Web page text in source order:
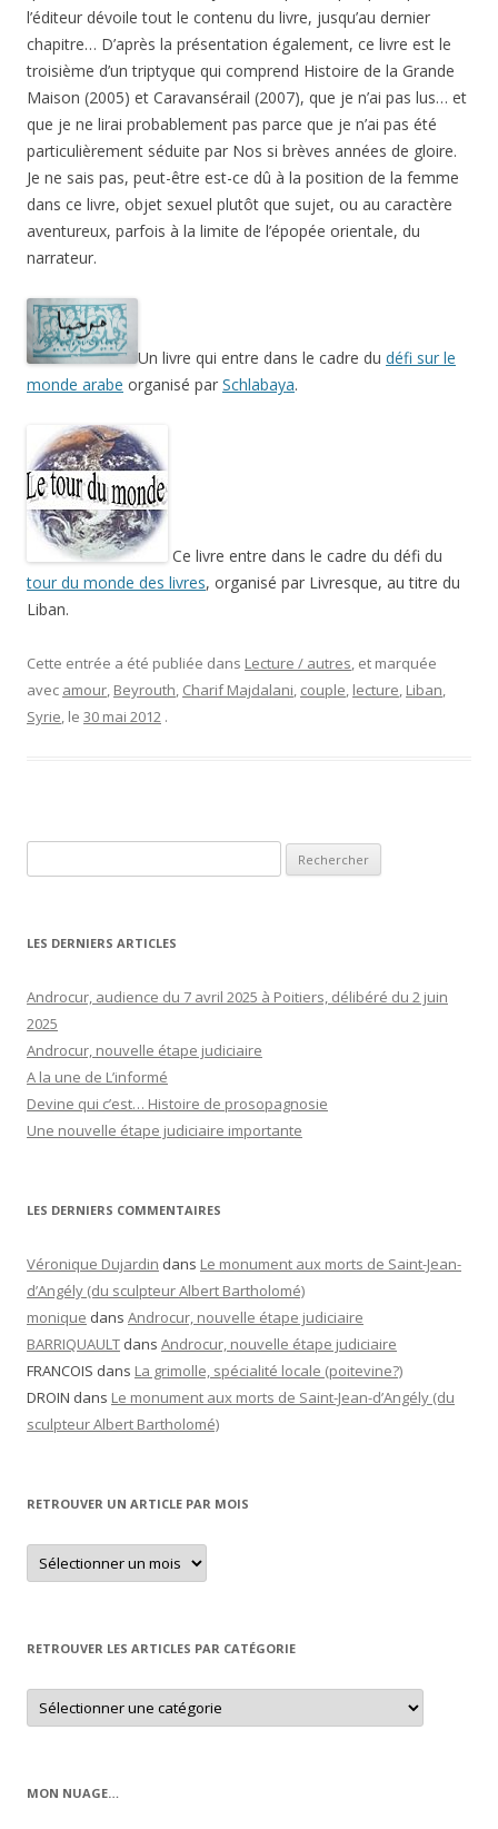
l’éditeur dévoile tout le contenu du livre, jusqu’au dernier
chapitre… D’après la présentation également, ce livre est le
troisième d’un triptyque qui comprend Histoire de la Grande
Maison (2005) et Caravansérail (2007), que je n’ai pas lus… et
que je ne lirai probablement pas parce que je n’ai pas été
particulièrement séduite par Nos si brèves années de gloire.
Je ne sais pas, peut-être est-ce dû à la position de la femme
dans ce livre, objet sexuel plutôt que sujet, ou au caractère
aventureux, parfois à la limite de l’épopée orientale, du
narrateur.
Un livre qui entre dans le cadre du défi sur le
monde arabe organisé par Schlabaya.
Ce livre entre dans le cadre du défi du
tour du monde des livres, organisé par Livresque, au titre du
Liban.
Cette entrée a été publiée dans Lecture / autres, et marquée
avec amour, Beyrouth, Charif Majdalani, couple, lecture, Liban,
Syrie, le 30 mai 2012 .
LES DERNIERS ARTICLES
Androcur, audience du 7 avril 2025 à Poitiers, délibéré du 2 juin
2025
Androcur, nouvelle étape judiciaire
A la une de L’informé
Devine qui c’est… Histoire de prosopagnosie
Une nouvelle étape judiciaire importante
LES DERNIERS COMMENTAIRES
Véronique Dujardin dans Le monument aux morts de Saint-Jean-
d’Angély (du sculpteur Albert Bartholomé)
monique dans Androcur, nouvelle étape judiciaire
BARRIQUAULT dans Androcur, nouvelle étape judiciaire
FRANCOIS dans La grimolle, spécialité locale (poitevine?)
DROIN dans Le monument aux morts de Saint-Jean-d’Angély (du
sculpteur Albert Bartholomé)
RETROUVER UN ARTICLE PAR MOIS
Retrouver
un
article
RETROUVER LES ARTICLES PAR CATÉGORIE
Retrouver
les
articles
MON NUAGE…